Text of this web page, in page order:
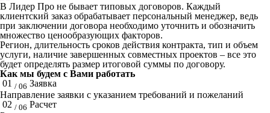
В Лидер Про не бывает типовых договоров. Каждый
клиентский заказ обрабатывает персональный менеджер, ведь
при заключении договора необходимо уточнить и обозначить
множество ценообразующих факторов.
Регион, длительность сроков действия контракта, тип и объем
услуги, наличие завершенных совместных проектов – все это
будет определять размер итоговой суммы по договору.
Как мы будем с Вами работать
01 / 06 Заявка
Направление заявки с указанием требований и пожеланий
02 / 06 Расчет